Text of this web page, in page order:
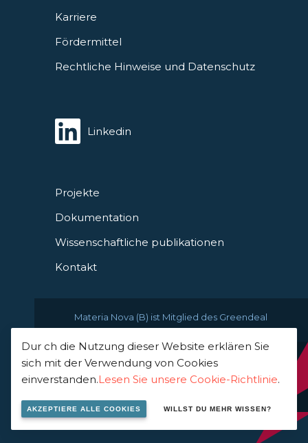
Projekte
Dokumentation
Wissenschaftliche publikationen
Kontakt
Karriere
Fördermittel
Rechtliche Hinweise und Datenschutz
Linkedin
Materia Nova (B) ist Mitglied des Greendeal
© 2021 Materia Nova -
innovation center
Dur ch die Nutzung dieser Website erklären Sie
sich mit der Verwendung von Cookies
einverstanden.Lesen Sie unsere Cookie-Richtlinie.
AKZEPTIERE ALLE COOKIES WILLST DU MEHR WISSEN?